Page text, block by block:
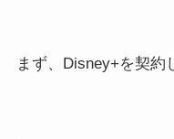
まず、Disney+を契約